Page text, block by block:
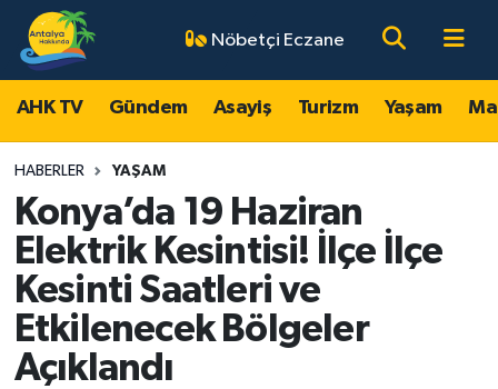
Nöbetçi Eczane
AHK TV Gündem Asayiş Turizm Yaşam
HABERLER YAŞAM
Konya’da 19 Haziran
Elektrik Kesintisi! İlçe İlçe
Kesinti Saatleri ve
Etkilenecek Bölgeler
Açıklandı
AHK TV
Gündem
Turizm
Yaşam
Magazin
Antalya Nöbetçi Eczaneler
Antalya Hava Durumu
Antalya Namaz Vakitleri
Antalya Trafik Yoğunluk Haritası
Süper Lig Puan Durumu ve Fikstür
Tüm Manşetler